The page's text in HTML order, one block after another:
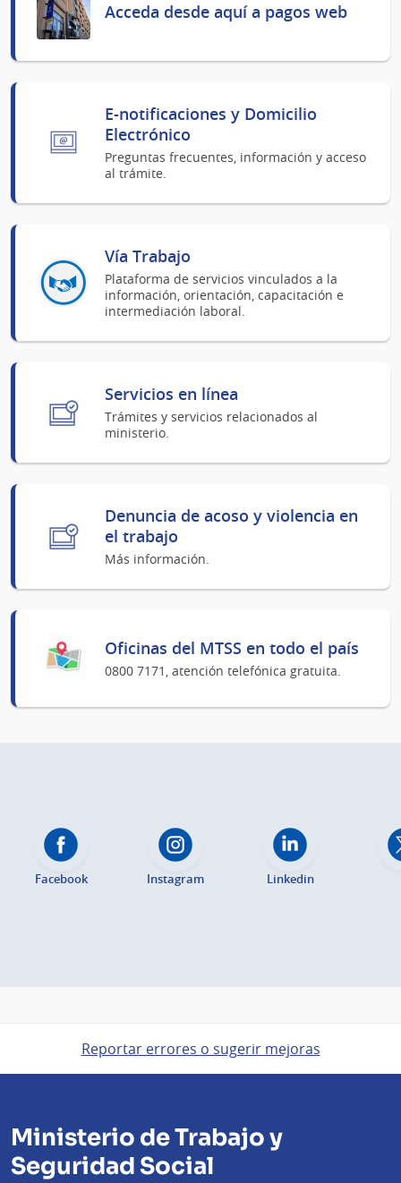
Acceda desde aquí a pagos web
E-notificaciones y Domicilio
Electrónico
Preguntas frecuentes, información y acceso
al trámite.
Vía Trabajo
Plataforma de servicios vinculados a la
información, orientación, capacitación e
intermediación laboral.
Servicios en línea
Trámites y servicios relacionados al
ministerio.
Denuncia de acoso y violencia en
el trabajo
Más información.
Oficinas del MTSS en todo el país
0800 7171, atención telefónica gratuita.
Facebook Instagram Linkedin
Reportar errores o sugerir mejoras
Ministerio de Trabajo y
Seguridad Social